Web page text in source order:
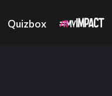
Quizbox